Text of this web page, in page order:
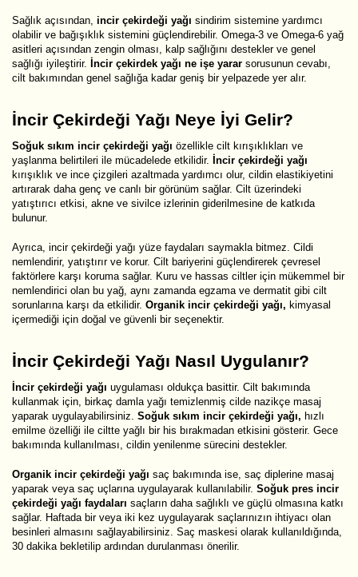
Sağlık açısından, incir çekirdeği yağı sindirim sistemine yardımcı
olabilir ve bağışıklık sistemini güçlendirebilir. Omega-3 ve Omega-6 yağ
asitleri açısından zengin olması, kalp sağlığını destekler ve genel
sağlığı iyileştirir. İncir çekirdek yağı ne işe yarar sorusunun cevabı,
cilt bakımından genel sağlığa kadar geniş bir yelpazede yer alır.
İncir Çekirdeği Yağı Neye İyi Gelir?
Soğuk sıkım incir çekirdeği yağı özellikle cilt kırışıklıkları ve
yaşlanma belirtileri ile mücadelede etkilidir. İncir çekirdeği yağı
kırışıklık ve ince çizgileri azaltmada yardımcı olur, cildin elastikiyetini
artırarak daha genç ve canlı bir görünüm sağlar. Cilt üzerindeki
yatıştırıcı etkisi, akne ve sivilce izlerinin giderilmesine de katkıda
bulunur.
Ayrıca, incir çekirdeği yağı yüze faydaları saymakla bitmez. Cildi
nemlendirir, yatıştırır ve korur. Cilt bariyerini güçlendirerek çevresel
faktörlere karşı koruma sağlar. Kuru ve hassas ciltler için mükemmel bir
nemlendirici olan bu yağ, aynı zamanda egzama ve dermatit gibi cilt
sorunlarına karşı da etkilidir. Organik incir çekirdeği yağı, kimyasal
içermediği için doğal ve güvenli bir seçenektir.
İncir Çekirdeği Yağı Nasıl Uygulanır?
İncir çekirdeği yağı uygulaması oldukça basittir. Cilt bakımında
kullanmak için, birkaç damla yağı temizlenmiş cilde nazikçe masaj
yaparak uygulayabilirsiniz. Soğuk sıkım incir çekirdeği yağı, hızlı
emilme özelliği ile ciltte yağlı bir his bırakmadan etkisini gösterir. Gece
bakımında kullanılması, cildin yenilenme sürecini destekler.
Organik incir çekirdeği yağı saç bakımında ise, saç diplerine masaj
yaparak veya saç uçlarına uygulayarak kullanılabilir. Soğuk pres incir
çekirdeği yağı faydaları saçların daha sağlıklı ve güçlü olmasına katkı
sağlar. Haftada bir veya iki kez uygulayarak saçlarınızın ihtiyacı olan
besinleri almasını sağlayabilirsiniz. Saç maskesi olarak kullanıldığında,
30 dakika bekletilip ardından durulanması önerilir.